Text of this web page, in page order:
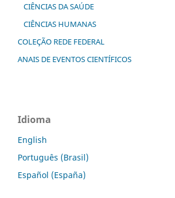
CIÊNCIAS DA SAÚDE
CIÊNCIAS HUMANAS
COLEÇÃO REDE FEDERAL
ANAIS DE EVENTOS CIENTÍFICOS
Idioma
English
Português (Brasil)
Español (España)